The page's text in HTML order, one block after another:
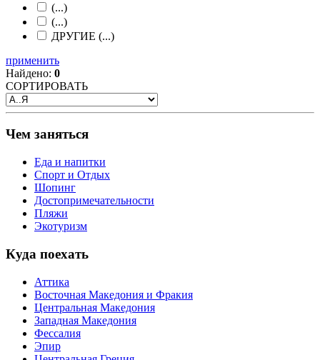
(...)
(...)
ДРУГИЕ (...)
применить
Найдено: 0
СОРТИРОВАТЬ
Чем заняться
Еда и напитки
Спорт и Отдых
Шопинг
Достопримечательности
Пляжи
Экотуризм
Куда поехать
Аттика
Восточная Македония и Фракия
Центральная Македония
Западная Македония
Фессалия
Эпир